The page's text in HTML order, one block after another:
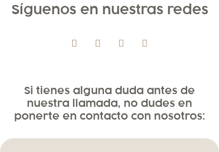
Síguenos en nuestras redes
Si tienes alguna duda antes de
nuestra llamada, no dudes en
ponerte en contacto con nosotros: